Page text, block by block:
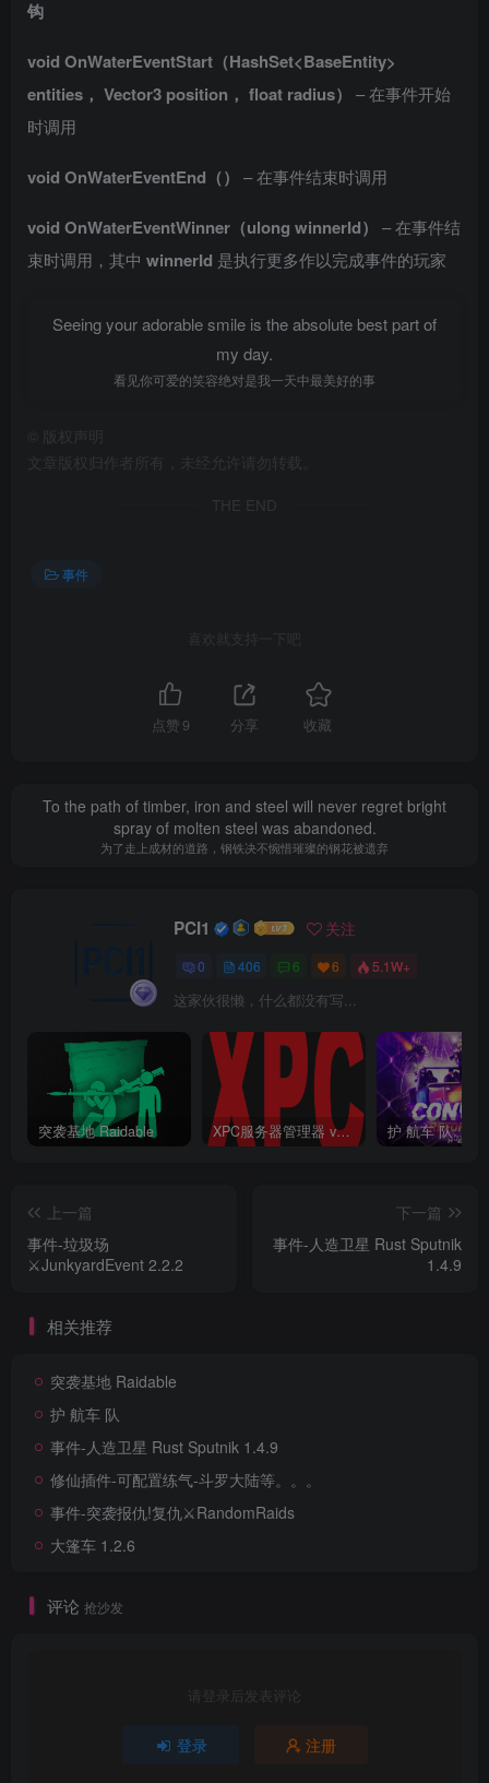
钩
void OnWaterEventStart（HashSet<BaseEntity>
entities， Vector3 position， float radius）
– 在事件开始
时调用
void OnWaterEventEnd（） – 在事件结束时调用
void OnWaterEventWinner（ulong winnerId）
– 在事件结
束时调用，其中 winnerId 是执行更多作以完成事件的玩家
Seeing your adorable smile is the absolute best part of
my day.
看见你可爱的笑容绝对是我一天中最美好的事
版权声明
文章版权归作者所有，未经允许请勿转载。
THE END
事件
喜欢就支持一下吧
点赞 9 分享 收藏
To the path of timber, iron and steel will never regret bright
spray of molten steel was abandoned.
为了走上成材的道路，钢铁决不惋惜璀璨的钢花被遗弃
PCI1 关注
0 406 6 6 5.1W+
这家伙很懒，什么都没有写...
突袭基地 Raidable XPC服务器管理器 v3.6.6.6 终结版 Rust 一键开服工具 护 航车 队
上一篇
事件-垃圾场
⚔️JunkyardEvent 2.2.2
下一篇
事件-人造卫星 Rust Sputnik
1.4.9
相关推荐
突袭基地 Raidable
护 航车 队
事件-人造卫星 Rust Sputnik 1.4.9
修仙插件-可配置练气-斗罗大陆等。。。
事件-突袭报仇!复仇⚔️RandomRaids
大篷车 1.2.6
评论 抢沙发
请登录后发表评论
登录 注册